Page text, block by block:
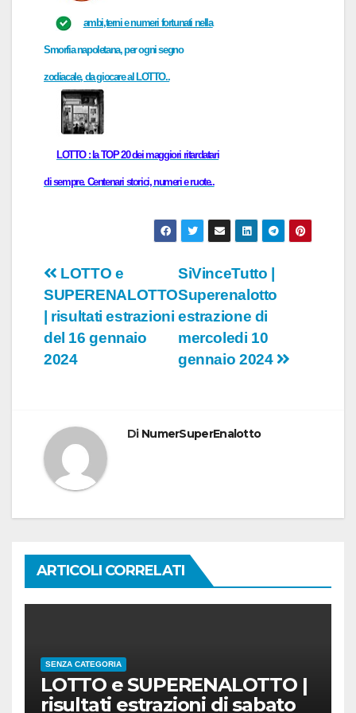
ambi,terni e numeri fortunati nella
Smorfia napoletana, perognisegno
zodiacale, da giocare al LOTTO..
LOTTO : la TOP 20 dei maggiori ritardatari
di sempre. Centenari storici, numeri e ruote..
Navigazione
articoli
SiVinceTutto |
Superenalotto
estrazione di
mercoledi 10
gennaio 2024
LOTTO e
SUPERENALOTTO
| risultati estrazioni
del 16 gennaio
2024
Di NumerSuperEnalotto
ARTICOLI CORRELATI
SENZA CATEGORIA
LOTTO e SUPERENALOTTO |
risultati estrazioni di sabato